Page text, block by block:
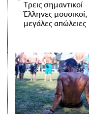
Tρεις σημαντικοί
Έλληνες μουσικοί,
μεγάλες απώλειες